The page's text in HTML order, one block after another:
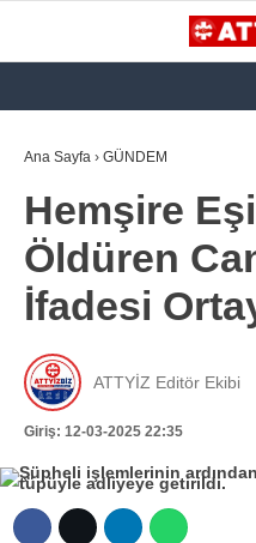
KATEGORİLER
GÜNDEM
112 ACİL
ATT
PARAMEDİK (AABT)
STK
İLANLAR
Ana Sayfa › GÜNDEM
Hemşire
Öldüren
İfadesi
ATTYİZ Editör Ekibi
Giriş: 12-03-2025 22:35